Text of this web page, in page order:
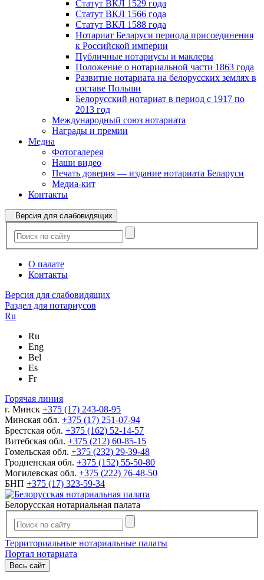
Статут ВКЛ 1529 года
Статут ВКЛ 1566 года
Статут ВКЛ 1588 года
Нотариат Беларуси периода присоединения
к Российской империи
Публичные нотариусы и маклеры
Положение о нотариальной части 1863 года
Развитие нотариата на белорусских землях в
составе Польши
Белорусский нотариат в период с 1917 по
2013 год
Международный союз нотариата
Награды и премии
Медиа
Фотогалерея
Наши видео
Печать доверия — издание нотариата Беларуси
Медиа-кит
Контакты
Версия для слабовидящих
О палате
Контакты
Версия для слабовидящих
Раздел для нотариусов
Ru
Ru
Eng
Bel
Es
Fr
Горячая линия
г. Минск +375 (17) 243-08-95
Минская обл. +375 (17) 251-07-94
Брестская обл. +375 (162) 52-14-57
Витебская обл. +375 (212) 60-85-15
Гомельская обл. +375 (232) 29-39-48
Гродненская обл. +375 (152) 55-50-80
Могилевская обл. +375 (222) 76-48-50
БНП +375 (17) 323-59-34
Белорусская нотариальная палата
Территориальные нотариальные палаты
Портал нотариата
Весь сайт